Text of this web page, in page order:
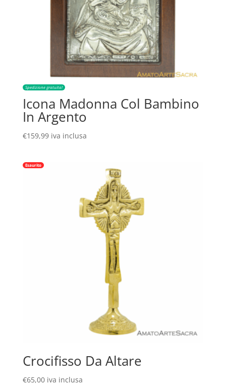
Spedizione gratuita!
Icona Madonna Col Bambino
In Argento
€159,99 iva inclusa
Esaurito
Crocifisso Da Altare
€65,00 iva inclusa